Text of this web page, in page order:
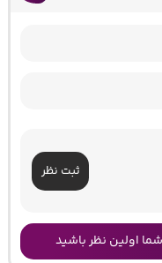
ثبت نظر
اولین نظر باشید